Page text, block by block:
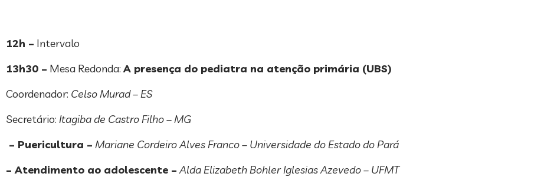
12h – Intervalo
13h30 – Mesa Redonda: A presença do pediatra na atenção primária (UBS)
Coordenador: Celso Murad – ES
Secretário: Itagiba de Castro Filho – MG
– Puericultura – Mariane Cordeiro Alves Franco – Universidade do Estado do Pará
– Atendimento ao adolescente – Alda Elizabeth Bohler Iglesias Azevedo – UFMT